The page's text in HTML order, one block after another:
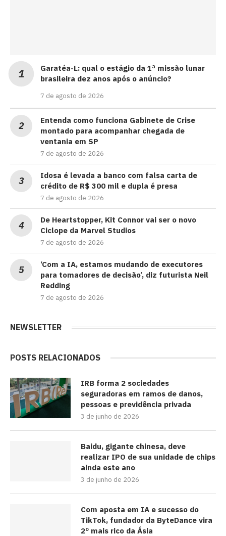
Garatéa-L: qual o estágio da 1ª missão lunar
brasileira dez anos após o anúncio?
7 de agosto de 2026
Entenda como funciona Gabinete de Crise
montado para acompanhar chegada de
ventania em SP
7 de agosto de 2026
Idosa é levada a banco com falsa carta de
crédito de R$ 300 mil e dupla é presa
7 de agosto de 2026
De Heartstopper, Kit Connor vai ser o novo
Ciclope da Marvel Studios
7 de agosto de 2026
‘Com a IA, estamos mudando de executores
para tomadores de decisão’, diz futurista Neil
Redding
7 de agosto de 2026
NEWSLETTER
POSTS RELACIONADOS
IRB forma 2 sociedades
seguradoras em ramos de danos,
pessoas e previdência privada
3 de junho de 2026
Baidu, gigante chinesa, deve
realizar IPO de sua unidade de chips
ainda este ano
3 de junho de 2026
Com aposta em IA e sucesso do
TikTok, fundador da ByteDance vira
2º mais rico da Ásia